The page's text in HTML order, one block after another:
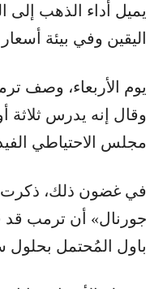
يميل أداء الذهب
اليقين وفي بيئة
يوم الأربعاء، وصف
وقال إنه يدرس ثلاثة
مجلس الاحتياطي
في غضون ذلك،
جورنال» أن ترمب قد
باول المُحتمل بحلول